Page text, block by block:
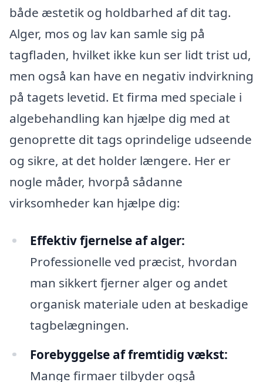
både æstetik og holdbarhed af dit tag.
Alger, mos og lav kan samle sig på
tagfladen, hvilket ikke kun ser lidt trist ud,
men også kan have en negativ indvirkning
på tagets levetid. Et firma med speciale i
algebehandling kan hjælpe dig med at
genoprette dit tags oprindelige udseende
og sikre, at det holder længere. Her er
nogle måder, hvorpå sådanne
virksomheder kan hjælpe dig:
Effektiv fjernelse af alger:
Professionelle ved præcist, hvordan
man sikkert fjerner alger og andet
organisk materiale uden at beskadige
tagbelægningen.
Forebyggelse af fremtidig vækst:
Mange firmaer tilbyder også